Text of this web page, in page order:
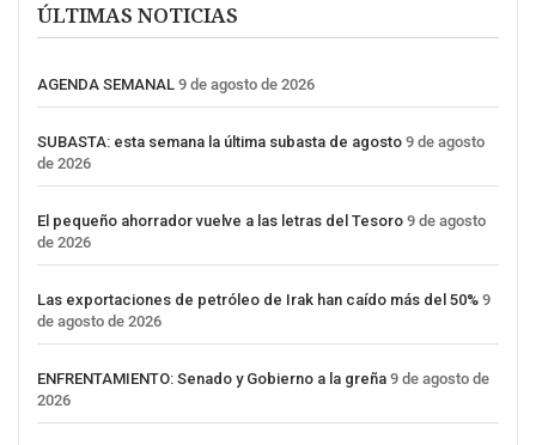
ÚLTIMAS NOTICIAS
AGENDA SEMANAL 9 de agosto de 2026
SUBASTA: esta semana la última subasta de agosto 9 de agosto
de 2026
El pequeño ahorrador vuelve a las letras del Tesoro 9 de agosto
de 2026
Las exportaciones de petróleo de Irak han caído más del 50% 9
de agosto de 2026
ENFRENTAMIENTO: Senado y Gobierno a la greña 9 de agosto de
2026